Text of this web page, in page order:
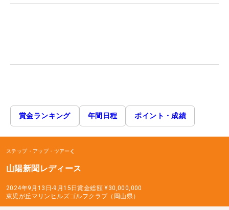
賞金ランキング 年間日程 ポイント・成績
ステップ・アップ・ツアー
山陽新聞レディース
2024年9月13日-9月15日賞金総額 ¥30,000,000
東児が丘マリンヒルズゴルフクラブ（岡山県）